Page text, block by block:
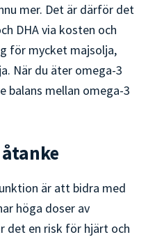
mer. Det är därför det
DHA via kosten och
för mycket majsolja,
När du äter omega-3
mellan omega-3
är att bidra med
höga doser av
det en risk för hjärt och